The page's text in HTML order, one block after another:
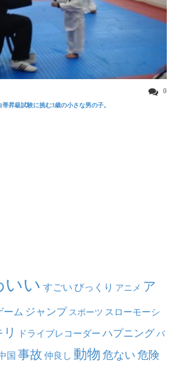
0
昇級試験に挑む3歳の小さな男の子。
いい すごい びっくり アニメ ア
ーム ジャンプ スポーツ スローモーシ
リ ドライブレコーダー ハプニング バ
国 事故 仲良し 動物 危ない 危険